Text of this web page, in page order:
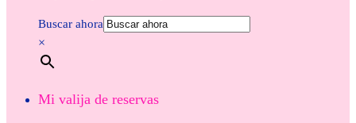
Buscar ahora
×
Mi valija de reservas